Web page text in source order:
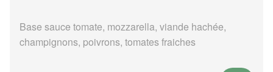
Base sauce tomate, mozzarella, viande hachée,
champignons, poivrons, tomates fraiches